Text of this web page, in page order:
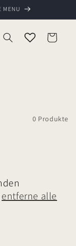
MENU
Warenkorb
0 Produkte
entferne alle